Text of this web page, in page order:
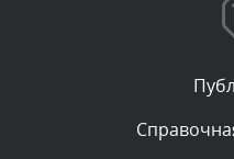
Комментарий
Текст комментария
администратором.